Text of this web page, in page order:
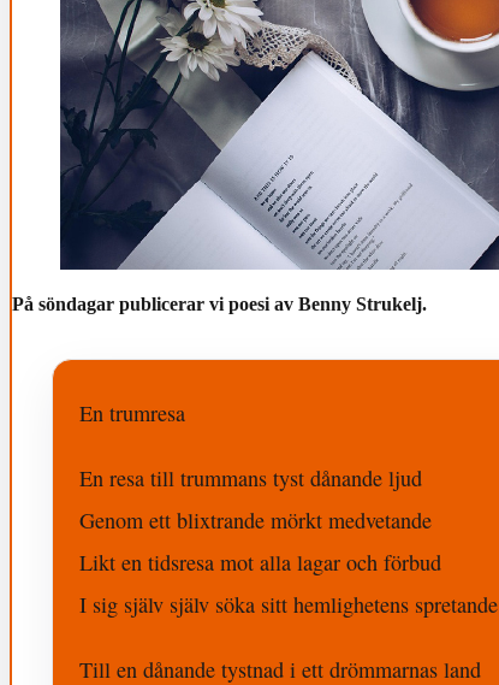
På söndagar publicerar vi poesi av Benny Strukelj.
En trumresa
En resa till trummans tyst dånande ljud
Genom ett blixtrande mörkt medvetande
Likt en tidsresa mot alla lagar och förbud
I sig själv själv söka sitt hemlighetens spretande
Till en dånande tystnad i ett drömmarnas land